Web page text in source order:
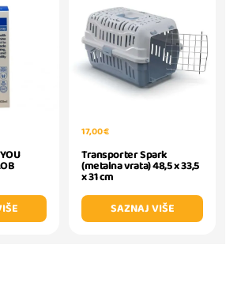
17,00 €
Transporter Spark
(metalna vrata) 48,5 x 33,5
x 31 cm
SAZNAJ VIŠE